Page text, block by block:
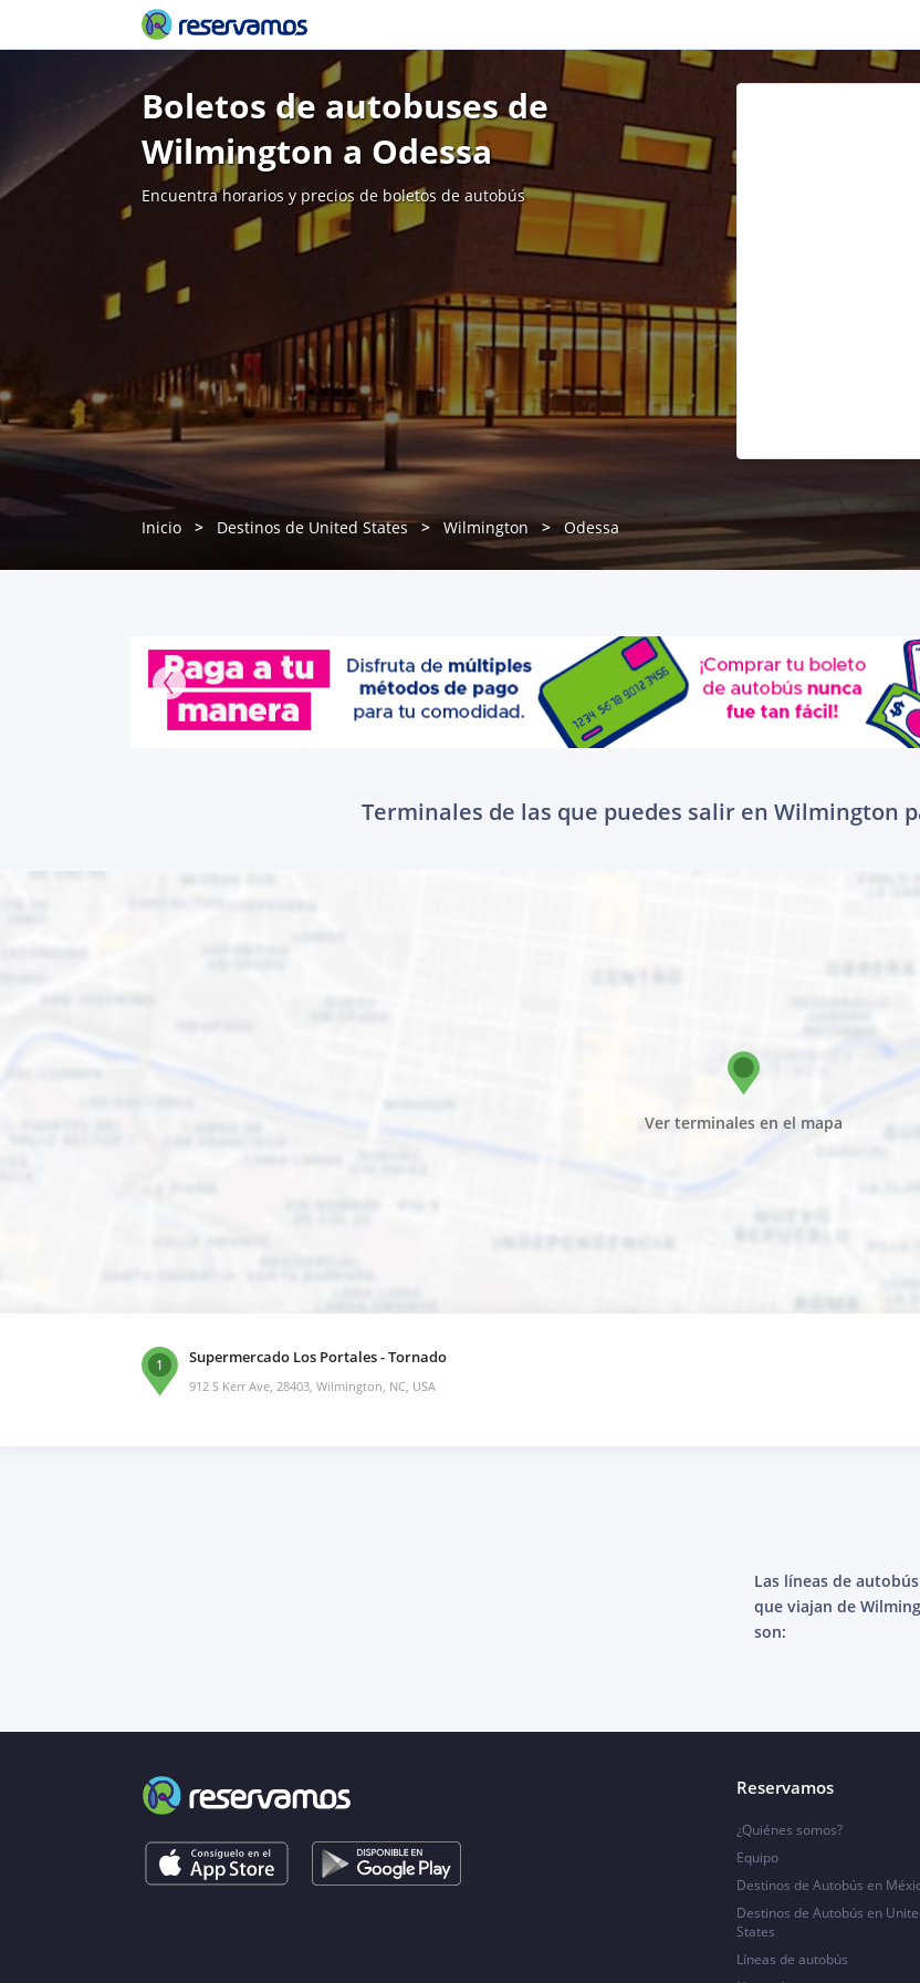
Boletos de autobuses de
Wilmington a Odessa
Encuentra horarios y precios de boletos de autobús
Inicio Destinos de United States Wilmington Odessa
Terminales de las que puedes salir en Wilmington
Ver terminales en el mapa
1 Supermercado Los Portales - Tornado
912 S Kerr Ave, 28403, Wilmington, NC, USA
Las líneas de
que viajan de
son:
Reservamos
¿Quiénes somos?
Equipo
Destinos de Autobús en
Destinos de Autobús en
States
Líneas de autobús